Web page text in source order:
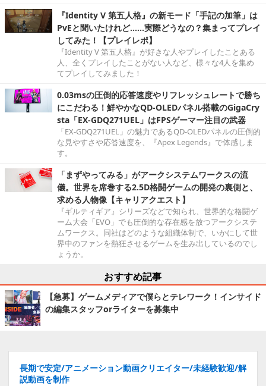
『Identity V 第五人格』の新モード「手記の加筆」は
PvEと聞いたけれど……実際どうなの？集まってプレイ
してみた！【プレイレポ】
『Identity V 第五人格』が好きな人やプレイしたことある
人、全くプレイしたことがない人など、様々な4人を集め
てプレイしてみました！
0.03msの圧倒的応答速度やリフレッシュレートで勝ち
にこだわる！鮮やかなQD-OLEDパネル搭載のGigaCry
sta「EX-GDQ271UEL」はFPSゲーマー注目の武器
「EX-GDQ271UEL」の魅力であるQD-OLEDパネルの圧倒的
な見やすさや応答速度を、『Apex Legends』で体感しま
す。
「まずやってみる」がアークシステムワークスの流
儀。世界を席巻する2.5D格闘ゲームの開発の裏側と、
求める人物像【キャリアクエスト】
『ギルティギア』シリーズなどで知られ、世界的な格闘ゲ
ーム大会「EVO」でも圧倒的な存在感を放つアークシステ
ムワークス。同社はどのような組織体制で、いかにして世
界中のファンを熱狂させるゲームを生み出しているのでし
ょうか。
おすすめ記事
【急募】ゲームメディアで僕らとテレワーク！インサイド
の編集スタッフorライターを募集中
長期で安定/アニメーション動画クリエイター/未経験歓迎/解
説動画を制作